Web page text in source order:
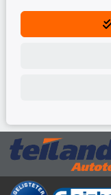
TecDoc Inside
Die hier angezeigten
Es ist zu unterlassen, die
vorherige Zustimmung
und/oder diese
Zuwiderhandeln stellt
Bitte prüfen Sie, ob das